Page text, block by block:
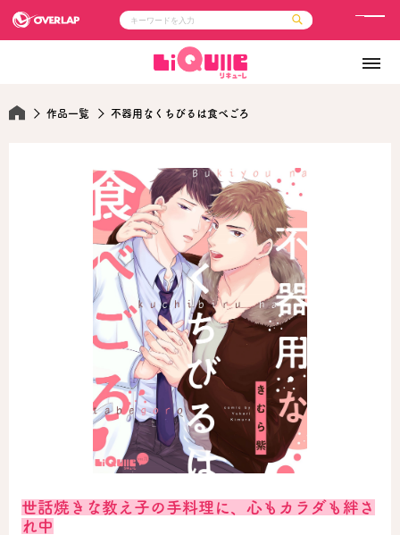
LiQulle
ラブパルフェ
ライトノベル
ノベルスf
ロサージュノベルス
企業
会社概要
採用情報
オーバーラップホールディングス
お問い合わせはこちら
オーバーラップ文庫
オーバーラップノベルス
オーバーラップノベルスf
ロサージュノベルス
コミックガルド
メ
作品一覧 不器用なくちびるは食べごろ
世話焼きな教え子の手料理に、心もカラダも絆さ
れ中